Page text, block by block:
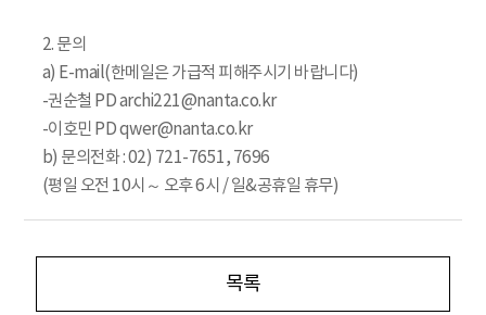
2. 문의
a) E-mail(한메일은 가급적 피해주시기 바랍니다)
-권순철 PD archi221@nanta.co.kr
-이호민 PD qwer@nanta.co.kr
b) 문의전화 : 02) 721-7651, 7696
(평일 오전 10시～ 오후 6시 / 일&공휴일 휴무)
목록